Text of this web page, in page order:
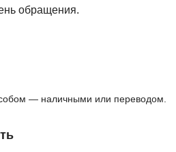
обращения.
— наличными или переводом.